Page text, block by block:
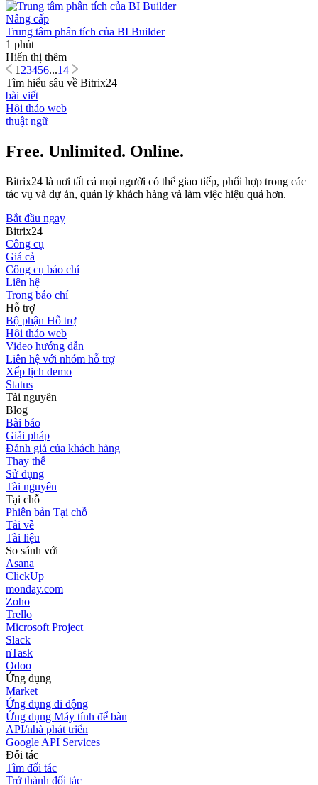
Nâng cấp
Trung tâm phân tích của BI Builder
1 phút
Hiển thị thêm
1 23456...14
Tìm hiểu sâu về Bitrix24
bài viết
Hội thảo web
thuật ngữ
Free. Unlimited. Online.
Bitrix24 là nơi tất cả mọi người có thể giao tiếp, phối hợp trong các
tác vụ và dự án, quản lý khách hàng và làm việc hiệu quả hơn.
Bắt đầu ngay
Bitrix24
Công cụ
Giá cả
Công cụ báo chí
Liên hệ
Trong báo chí
Hỗ trợ
Bộ phận Hỗ trợ
Hội thảo web
Video hướng dẫn
Liên hệ với nhóm hỗ trợ
Xếp lịch demo
Status
Tài nguyên
Blog
Bài báo
Giải pháp
Đánh giá của khách hàng
Thay thế
Sử dụng
Tài nguyên
Tại chỗ
Phiên bản Tại chỗ
Tải về
Tài liệu
So sánh với
Asana
ClickUp
monday.com
Zoho
Trello
Microsoft Project
Slack
nTask
Odoo
Ứng dụng
Market
Ứng dụng di động
Ứng dụng Máy tính để bàn
API/nhà phát triển
Google API Services
Đối tác
Tìm đối tác
Trở thành đối tác